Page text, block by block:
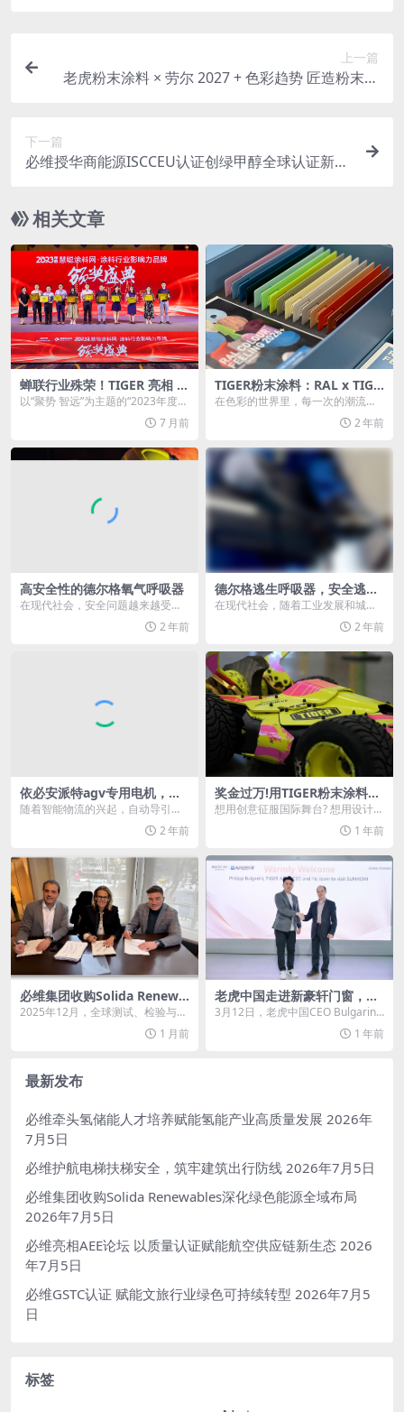
上一篇
老虎粉末涂料 × 劳尔 2027 + 色彩趋势 匠造粉末涂
下一篇
必维授华商能源ISCCEU认证创绿甲醇全球认证新标
相关文章
蝉联行业殊荣！TIGER 亮相 2
023 涂料品牌盛会，彰显粉末
涂料年度影响力标杆实力
以“聚势 智远”为主题的“2023年度涂
料行业高峰论坛&防水行业高峰论
7 月前
TIGER粉末涂料：RAL x TIGE
R联名趋势色板2026+
在色彩的世界里，每一次的潮流更
迭都如同一次心灵的触动，引领我
2 年前
高安全性的德尔格氧气呼吸器
在现代社会，安全问题越来越受到
人们的关注。尤其在工业生产、消
2 年前
德尔格逃生呼吸器，安全逃生
的秘密武器
在现代社会，随着工业发展和城市
化进程的加速，各种潜在的安全隐
2 年前
依必安派特agv专用电机，为a
gv提供强大动力支持
随着智能物流的兴起，自动导引车
（agv）已成为现代仓储和生产线上
2 年前
奖金过万!用TIGER粉末涂料定
义战斗机器人的未来!
想用创意征服国际舞台? 想用设计为
战斗机器人赋予「超能力」? TIGER
1 年前
必维集团收购Solida Renewa
bles深化绿色能源全域布局
2025年12月，全球测试、检验与认
证（TIC）行业龙头必维集团，正式
1 月前
老虎中国走进新豪轩门窗，共
探门窗品质美学进阶之路
3月12日，老虎中国CEO Bulgarini
Philipp 率中国核心高层团...
1 年前
最新发布
必维牵头氢储能人才培养赋能氢能产业高质量发展 2026年
7月5日
必维护航电梯扶梯安全，筑牢建筑出行防线 2026年7月5日
必维集团收购Solida Renewables深化绿色能源全域布局
2026年7月5日
必维亮相AEE论坛 以质量认证赋能航空供应链新生态 2026
年7月5日
必维GSTC认证 赋能文旅行业绿色可持续转型 2026年7月5
日
标签